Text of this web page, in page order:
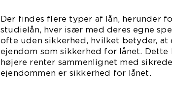
Der findes flere typer af lån, herunder
studielån, hver især med deres egne
ofte uden sikkerhed, hvilket betyder,
ejendom som sikkerhed for lånet.
højere renter sammenlignet med
ejendommen er sikkerhed for lånet.